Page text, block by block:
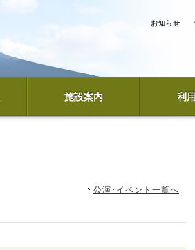
お知らせ
施設案内 利
公演･イベント一覧へ